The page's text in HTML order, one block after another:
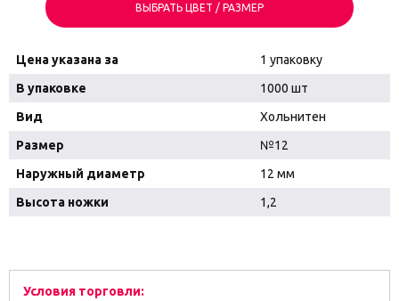
ВЫБРАТЬ ЦВЕТ / РАЗМЕР
Цена указана за
1 упаковку
В упаковке
1000 шт
Вид
Хольнитен
Размер
№12
Наружный диаметр
12 мм
Высота ножки
1,2
Условия торговли: